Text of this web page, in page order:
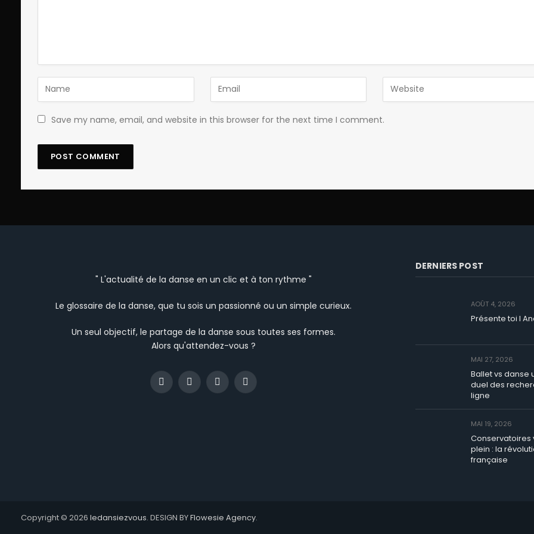
Save my name, email, and website in this browser for the next time I comment.
" L'actualité de la danse en un clic et à ton rythme "
Le glossaire de la danse, que tu sois un passionné ou un simple curieux.
Un seul objectif, le partage de la danse sous toutes ses formes.
Alors qu'attendez-vous ?
FacebookInstagramYouTubeTikTok
DERNIERS POST
AOÛT 4, 2026
Présente toi I
MAI 27, 2026
Ballet vs danse
duel des
ligne
MAI 19, 2026
Conservatoires
plein : la
française
Copyright © 2026 ledansiezvous. DESIGN BYFlowesie Agency.